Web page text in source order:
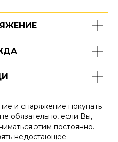
и снаряжение покупать
обязательно, если Вы,
этим постоянно.
недостающее